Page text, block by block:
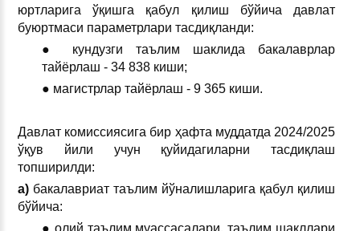
юртларига ўқишга қабул қилиш бўйича давлат
буюртмаси параметрлари тасдиқланди:
● кундузги таълим шаклида бакалаврлар
тайёрлаш - 34 838 киши;
● магистрлар тайёрлаш - 9 365 киши.
Давлат комиссиясига бир ҳафта муддатда 2024/2025
ўқув йили учун қуйидагиларни тасдиқлаш
топширилди:
а) бакалавриат таълим йўналишларига қабул қилиш
бўйича:
● олий таълим муассасалари, таълим шакллари